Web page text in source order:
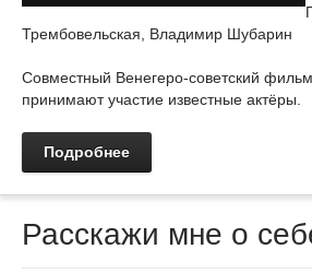
Трембовельская, Владимир Шубарин
Совместный Венегеро-советский
принимают участие известные актёры.
Подробнее
Расскажи мне о